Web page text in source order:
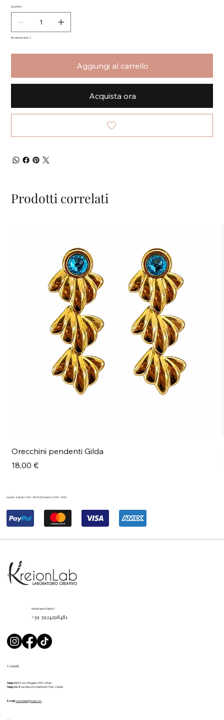
Quantità
Ne restano solo: 2
Aggiungi al carrello
Acquista ora
Prodotti correlati
Orecchini pendenti Gilda
Prezzo
18,00 €
Contatti
Negozio 1:Corso Ruggero 105, Cefalù
Negozio 2:via Giacomo Matteotti 11 bis, Cefalù
E-mail: kreionlab@gmail.com
Hai bisogno d'aiuto?
+39 3924298481
Lunedì – Sabato: 9.00 – 18.00 | Domenica: 9.00 – 14.00